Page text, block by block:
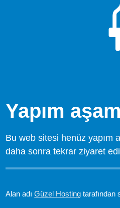
Yapım
Bu web sitesi henüz yapım
daha sonra tekrar ziyaret
Alan adıGüzel Hosting tarafından